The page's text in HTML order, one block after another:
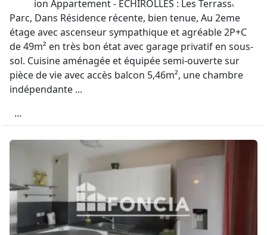
Location Appartement - ÉCHIROLLES : Les Terrasses du
Parc, Dans Résidence récente, bien tenue, Au 2eme
étage avec ascenseur sympathique et agréable 2P+C
de 49m² en très bon état avec garage privatif en sous-
sol. Cuisine aménagée et équipée semi-ouverte sur
pièce de vie avec accès balcon 5,46m², une chambre
indépendante ...
...